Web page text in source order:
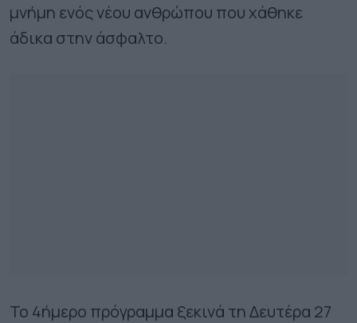
μνήμη ενός νέου ανθρώπου που χάθηκε
άδικα στην άσφαλτο.
Το 4ήμερο πρόγραμμα ξεκινά τη Δευτέρα 27